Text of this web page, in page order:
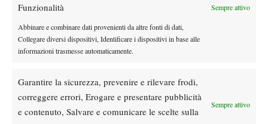
Funzionalità Sempre attivo
Abbinare e combinare dati provenienti da altre fonti di dati,
Collegare diversi dispositivi, Identificare i dispositivi in base alle
informazioni trasmesse automaticamente.
Garantire la sicurezza, prevenire e rilevare frodi,
correggere errori, Erogare e presentare pubblicità
e contenuto, Salvare e comunicare le scelte sulla
Sempre attivo
Laslo Djere. Sei anni dopo la prima e unica sfida tra i due (in
Bosnia, dove vinse Djere), ecco la rivincita.Da seguire anche il
confronto tra Carlos Berlocq e il serbo Miljan Zekic.
I RISULTATI
A. De Greef (Bel) b. R. Dutra Silva (Bra) 6-7(3) 6-2 6-3; G. Elias
(Por) b. A. Karatsev (Rus) 6-2 3-6 6-2; M. Cecchinato (Ita) b. E.
Gomez (Ecu) 6-2 6-3; D. Gimeno-Traver (Esp) b. F. Volandri